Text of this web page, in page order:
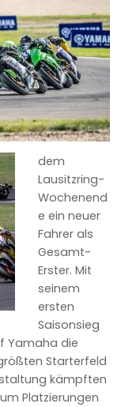
dem
Lausitzring-
Wochenend
e ein neuer
Fahrer als
Gesamt-
Erster. Mit
seinem
ersten
Saisonsieg
Yamaha die
Starterfeld
kämpften
Platzierungen